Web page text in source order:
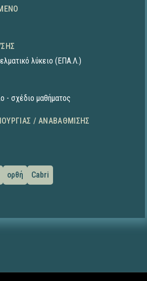
λύκειο (ΕΠΑ.Λ.)
- σχέδιο μαθήματος
/ ΑΝΑΒΆΘΜΙΣΗΣ
ορθή Cabri